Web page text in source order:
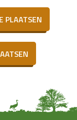
PLAATSEN